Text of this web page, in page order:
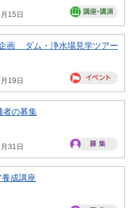
15日
画 ダム・浄水場見学ツアー
19日
者の募集
31日
成講座